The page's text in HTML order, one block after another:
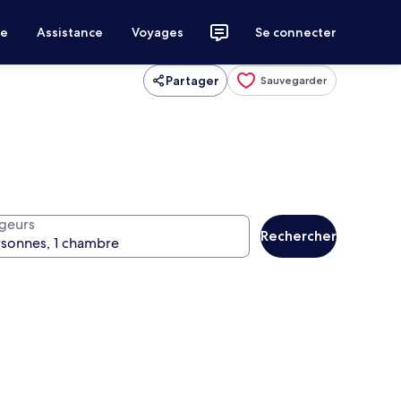
Assistance Voyages Se connecter
Partager Sauvegarder
Rechercher